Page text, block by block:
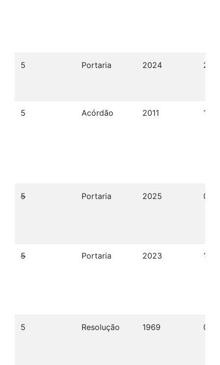
5 Portaria 2024 22/
5 Acórdão 2011 15/
5 Portaria 2025 09/
5 Portaria 2023 12/
5 Resolução 1969 03/